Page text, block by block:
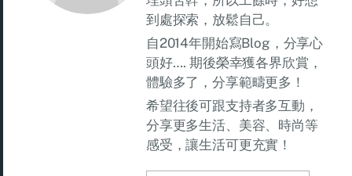
到處探索，放鬆自己。
自2014年開始寫Blog，分享心
頭好…. 期後榮幸獲各界欣賞，
體驗多了，分享範疇更多！
希望往後可跟支持者多互動，
分享更多生活、美容、時尚等
感受，讓生活可更充實！